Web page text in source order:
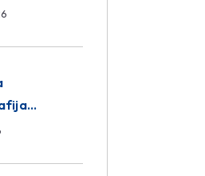
Medical
Pregled